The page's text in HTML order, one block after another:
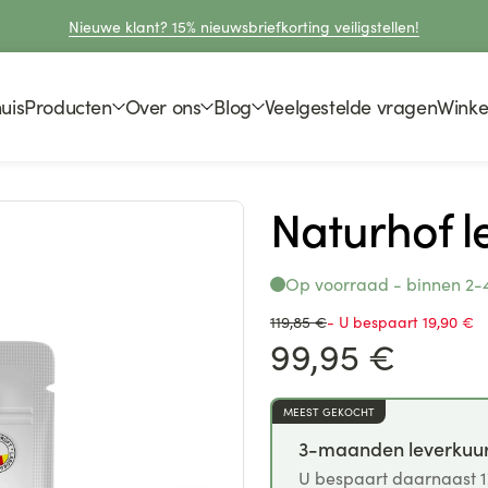
Nieuwe klant? 15% nieuwsbriefkorting veiligstellen!
Producten Over ons Blog Veelgestelde vragen
Naturhof
Op voorraad - binnen 2-
Normale
prijs
119,85 €- U bespaart 19,90 €
Aanbiedingsprijs
99,95 €
MEEST GEKOCHT
3-maanden
U bespaart daarnaast